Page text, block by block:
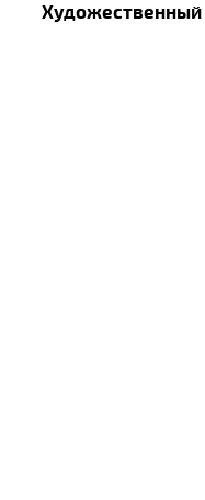
Художественный